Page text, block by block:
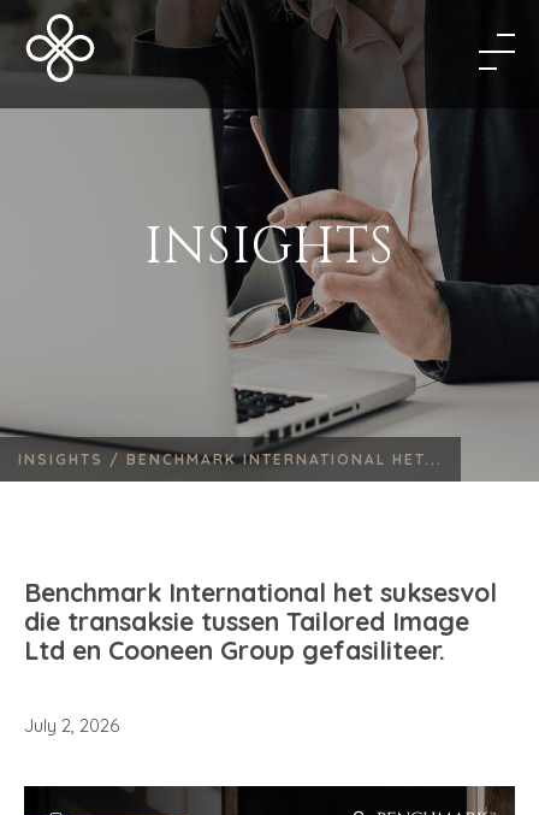
INSIGHTS
INSIGHTS / BENCHMARK INTERNATIONAL HET...
Benchmark International het suksesvol
die transaksie tussen Tailored Image
Ltd en Cooneen Group gefasiliteer.
July 2, 2026